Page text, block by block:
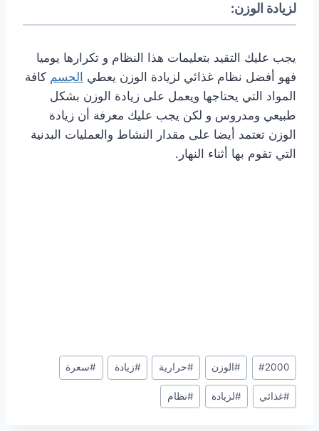
لزيادة الوزن:
يجب عليك التقيد بتعليمات هذا النظام و تكرارها يوميا
فهو أفضل نظام غذائي لزيادة الوزن يعطي الجسم كافة
المواد التي يحتاجها ويعمل على زيادة الوزن بشكل
طبيعي ومدروس و لكن يجب عليك معرفة أن زيادة
الوزن تعتمد أيضا على مقدار النشاط والعمليات البدنية
التي تقوم بها أثناء النهار.
Post
Tags:
#2000
#الوزن #حرارية #زيادة #سعرة
#غذائي #لزيادة #نظام